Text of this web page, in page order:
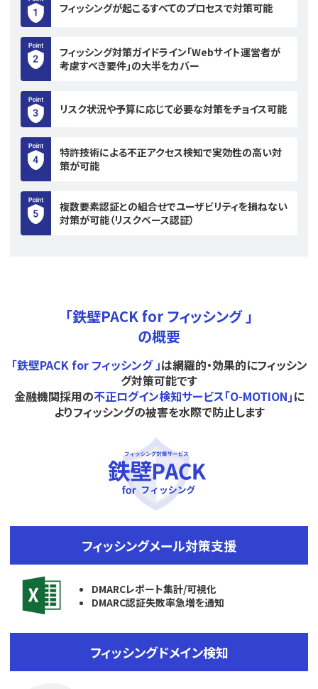
フィッシングが起こるすべてのプロセスで対策可能
フィッシング対策ガイドライン｢Webサイト運営者が
考慮すべき要件｣の大半をカバー
リスク状況や予算に応じて必要な対策をチョイス可能
特許技術による不正アクセス検知で実効性の高い対
策が可能
複数要素認証との組合せでユーザビリティを損ねない
対策が可能（リスクベース認証）
「鉄壁PACK for フィッシング 」
の概要
｢鉄壁PACK for フィッシング 」は網羅的・効果的にフィッシン
グ対策可能です
金融機関採用の不正ログイン検知サービス｢O-MOTION｣に
よりフィッシングの被害を水際で防止します
フィッシングメール対策支援
DMARCレポート集計/可視化
DMARC認証失敗率急増を通知
フィッシングドメイン検知